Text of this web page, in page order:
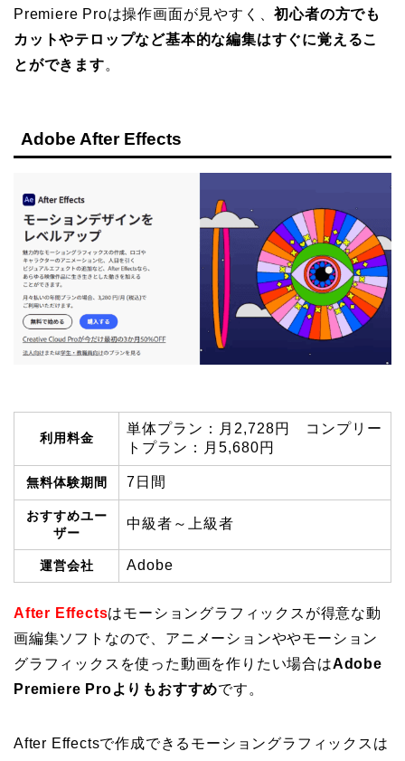
Premiere Proは操作画面が見やすく、初心者の方でも
カットやテロップなど基本的な編集はすぐに覚えるこ
とができます。
Adobe After Effects
利用料金
単体プラン：月2,728円 コンプリー
トプラン：月5,680円
無料体験期間 7日間
おすすめユー
ザー
中級者～上級者
運営会社 Adobe
After Effectsはモーショングラフィックスが得意な動
画編集ソフトなので、アニメーションややモーション
グラフィックスを使った動画を作りたい場合はAdobe
Premiere Proよりもおすすめです。
After Effectsで作成できるモーショングラフィックスは